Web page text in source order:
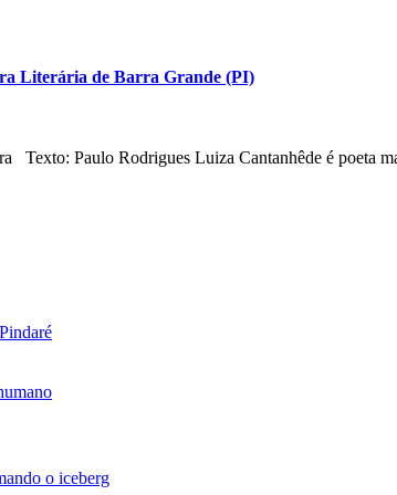
Literária de Barra Grande (PI)
Texto: Paulo Rodrigues Luiza Cantanhêde é poeta
o iceberg